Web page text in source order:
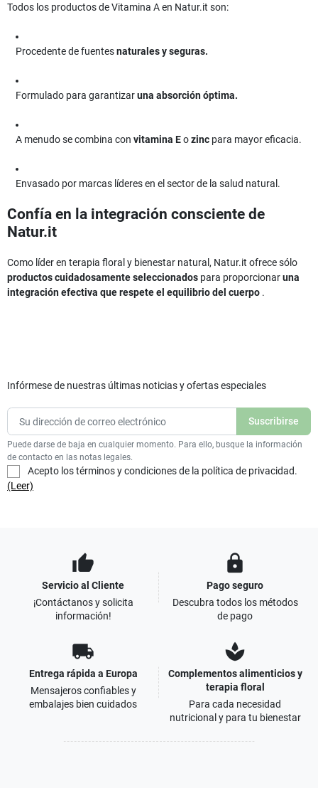
Todos los productos de Vitamina A en Natur.it son:
Procedente de fuentesnaturales y seguras.
Formulado para garantizaruna absorción óptima.
A menudo se combina con vitamina Eozinc para mayor eficacia.
Envasado por marcas líderes en el sector de la salud natural.
Confía en la integración consciente de
Natur.it
Como líder en terapia floral y bienestar natural, Natur.it ofrece sólo
productos cuidadosamente seleccionados para proporcionaruna
integración efectiva que respete el equilibrio del cuerpo .
Infórmese de nuestras últimas noticias y ofertas especiales
Puede darse de baja en cualquier momento. Para ello, busque la información
de contacto en las notas legales.
Acepto los términos y condiciones de la política de privacidad.
(Leer)
thumb_up
Servicio al Cliente
¡Contáctanos y solicita
información!
lock
Pago seguro
Descubra todos los métodos
de pago
local_shipping
Entrega rápida a Europa
Mensajeros confiables y
embalajes bien cuidados
spa
Complementos alimenticios y
terapia floral
Para cada necesidad
nutricional y para tu bienestar